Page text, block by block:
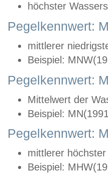
höchster
Pegelkennwert:
mittlerer
Beispiel:
Pegelkennwert:
Mittelwert der
Beispiel:
Pegelkennwert:
mittlerer
Beispiel: